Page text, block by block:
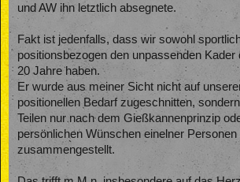
und AW ihn letztlich absegnete.
Fakt ist jedenfalls, dass wir sowohl
positionsbezogen den unpassenden Kader
20 Jahre haben.
Er wurde aus meiner Sicht nicht auf
positionellen Bedarf zugeschnitten,
Teilen nur nach dem Gießkannenprinzip
persönlichen Wünschen einelner Personen
zusammengestellt.